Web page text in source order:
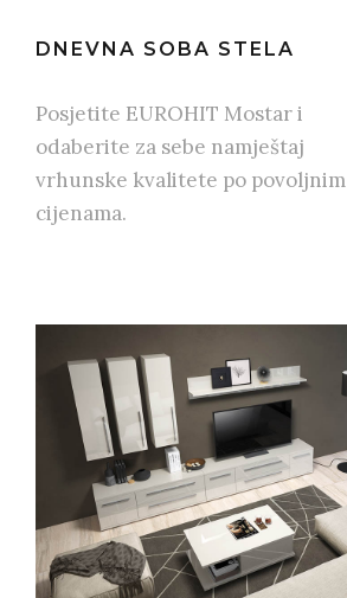
DNEVNA SOBA STELA
Posjetite EUROHIT Mostar i
odaberite za sebe namještaj
vrhunske kvalitete po povoljnim
cijenama.